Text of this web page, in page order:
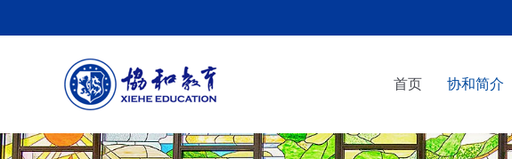
首页 协和简介